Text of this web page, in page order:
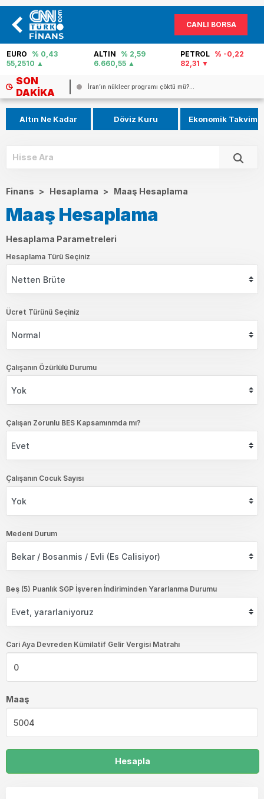
CANLI BORSA
EURO
% 0,43
55,2510
ALTIN
% 2,59
6.660,55
PETROL % -0,22
82,31
SON
DAKIKA
İran’ın nükleer programı çöktü mü?...
Altın Ne Kadar Döviz Kuru Ekonomik Takvim
Finans > Hesaplama > Maaş Hesaplama
Maaş Hesaplama
Hesaplama Parametreleri
Hesaplama Türü Seçiniz
Ücret Türünü Seçiniz
Çalışanın Özürlülü Durumu
Çalışan Zorunlu BES Kapsamınmda mı?
Çalışanın Cocuk Sayısı
Medeni Durum
Beş (5) Puanlık SGP İşveren İndiriminden Yararlanma Durumu
Cari Aya Devreden Kümilatif Gelir Vergisi Matrahı
Maaş
Hesapla